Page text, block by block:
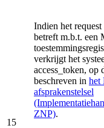
15
Indien het
betreft m.b.t. een
verkrijgt het
access_token, op
beschreven in het
afsprakenstelsel
ZNP).